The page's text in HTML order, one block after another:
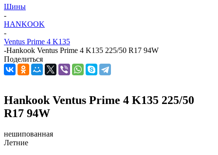
Шины
-
HANKOOK
-
Ventus Prime 4 K135
-Hankook Ventus Prime 4 K135 225/50 R17 94W
Поделиться
Hankook Ventus Prime 4 K135 225/50
R17 94W
нешипованная
Летние